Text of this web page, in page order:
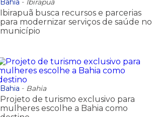
Bahia - Ibirapuã
Ibirapuã busca recursos e parcerias
para modernizar serviços de saúde no
município
Bahia - Bahia
Projeto de turismo exclusivo para
mulheres escolhe a Bahia como